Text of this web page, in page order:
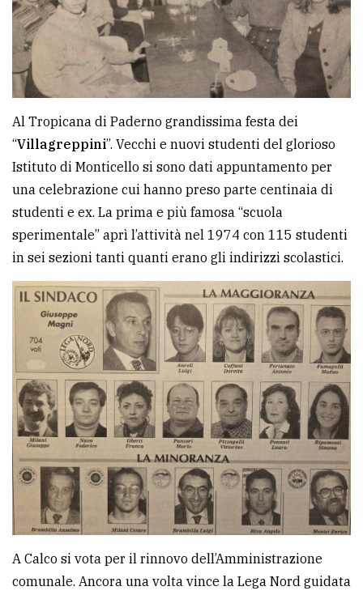
Al Tropicana di Paderno grandissima festa dei
“Villagreppini”. Vecchi e nuovi studenti del glorioso
Istituto di Monticello si sono dati appuntamento per
una celebrazione cui hanno preso parte centinaia di
studenti e ex. La prima e più famosa “scuola
sperimentale” aprì l’attività nel 1974 con 115 studenti
in sei sezioni tanti quanti erano gli indirizzi scolastici.
A Calco si vota per il rinnovo dell’Amministrazione
comunale. Ancora una volta vince la Lega Nord guidata